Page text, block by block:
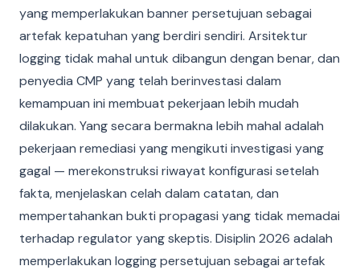
yang memperlakukan banner persetujuan sebagai
artefak kepatuhan yang berdiri sendiri. Arsitektur
logging tidak mahal untuk dibangun dengan benar, dan
penyedia CMP yang telah berinvestasi dalam
kemampuan ini membuat pekerjaan lebih mudah
dilakukan. Yang secara bermakna lebih mahal adalah
pekerjaan remediasi yang mengikuti investigasi yang
gagal — merekonstruksi riwayat konfigurasi setelah
fakta, menjelaskan celah dalam catatan, dan
mempertahankan bukti propagasi yang tidak memadai
terhadap regulator yang skeptis. Disiplin 2026 adalah
memperlakukan logging persetujuan sebagai artefak